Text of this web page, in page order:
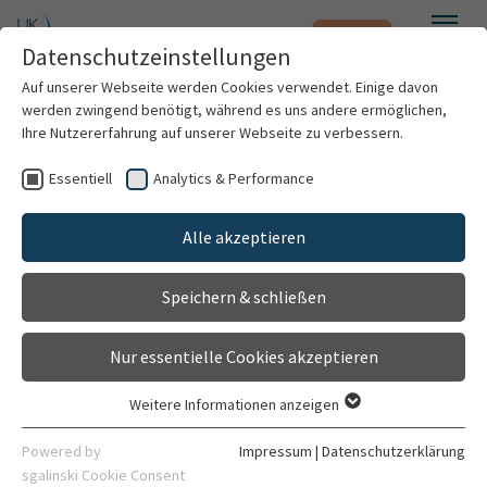
Zum Hauptinhalt springen Notfall
Patienten & Besucher
Kliniken & Institute
Forschung
Karriere
Ag Ionenkanal-
Signalkomplexe
Forschungseinrichtung
Klinik für Kardiologie, Angiologie, Pneumologie
Leitung Kontaktformular
Datenschutzeinstellungen
Auf unserer Webseite werden Cookies verwendet. Einige davon
werden zwingend benötigt, während es uns andere ermöglichen,
Ihre Nutzererfahrung auf unserer Webseite zu verbessern.
Essentiell Analytics & Performance
Alle akzeptieren
Speichern & schließen
Nur essentielle Cookies akzeptieren
Essentielle Cookies werden für grundlegende Funktionen der
Webseite benötigt. Dadurch ist gewährleistet, dass die
Weitere Informationen anzeigen
Powered by
sgalinski Cookie Consent
Impressum | Datenschutzerklärung